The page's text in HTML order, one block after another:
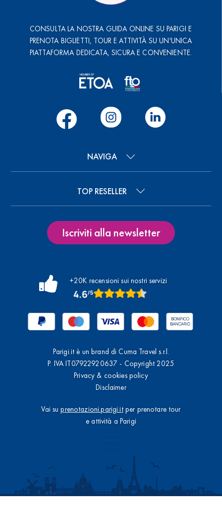
CONSULTA LA NOSTRA GUIDA ONLINE SU PARIGI E
PRENOTA BIGLIETTI, TOUR E ATTIVITÀ SU UN'UNICA
PIATTAFORMA DEDICATA, SICURA E CONVENIENTE.
NAVIGA
TOP RESELLER
Iscriviti alla newsletter
+20K recensioni sui nostri servizi
Parigi.it è un brand di Cuma Travel s.r.l.
P. IVA IT07922920637 - Copyright 2025
Privacy & cookies policy
Disclaimer
Vai suprenotazioni.parigi.itper prenotare tour
e attività a Parigi